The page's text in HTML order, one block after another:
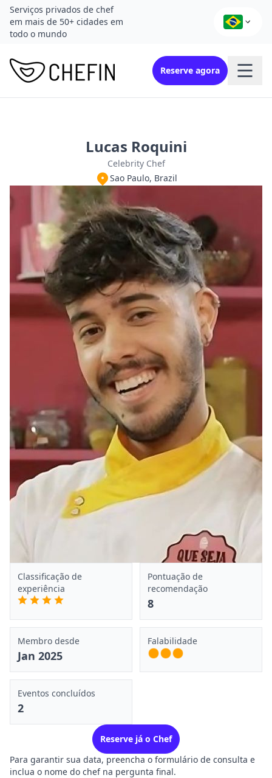
Serviços privados de chef
em mais de 50+ cidades em
todo o mundo
Reserve agora
Lucas Roquini
Celebrity Chef
Sao Paulo, Brazil
Classificação de
experiência
Pontuação de
recomendação
8
Membro desde
Jan 2025
Falabilidade
Eventos concluídos
2
Reserve já o Chef
Para garantir sua data, preencha o formulário de consulta e
inclua o nome do chef na pergunta final.